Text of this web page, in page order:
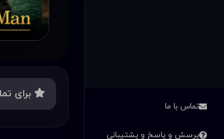
تماس با ما
پرسش و پاسخ و پشتیبانی
برای